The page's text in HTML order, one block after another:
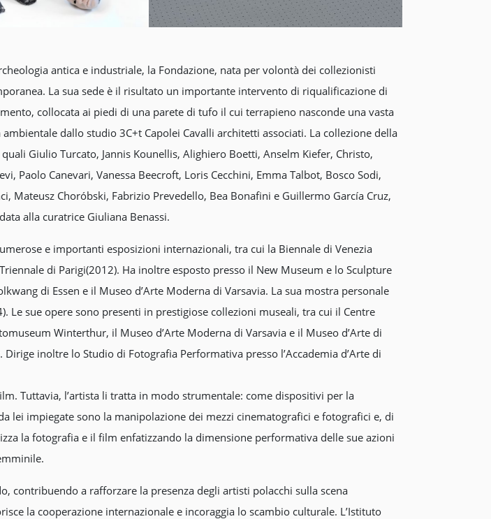
antica e industriale, la Fondazione, nata per volontà dei collezionisti
La sua sede è il risultato un importante intervento di riqualificazione di
collocata ai piedi di una parete di tufo il cui terrapieno nasconde una vasta
dallo studio 3C+t Capolei Cavalli architetti associati. La collezione della
Giulio Turcato, Jannis Kounellis, Alighiero Boetti, Anselm Kiefer, Christo,
Paolo Canevari, Vanessa Beecroft, Loris Cecchini, Emma Talbot, Bosco Sodi,
Mateusz Choróbski, Fabrizio Prevedello, Bea Bonafini e Guillermo García Cruz,
alla curatrice Giuliana Benassi.
e importanti esposizioni internazionali, tra cui la Biennale di Venezia
di Parigi(2012). Ha inoltre esposto presso il New Museum e lo Sculpture
di Essen e il Museo d’Arte Moderna di Varsavia. La sua mostra personale
Le sue opere sono presenti in prestigiose collezioni museali, tra cui il Centre
Winterthur, il Museo d’Arte Moderna di Varsavia e il Museo d’Arte di
inoltre lo Studio di Fotografia Performativa presso l’Accademia d’Arte di
Tuttavia, l’artista li tratta in modo strumentale: come dispositivi per la
lei impiegate sono la manipolazione dei mezzi cinematografici e fotografici e, di
la fotografia e il film enfatizzando la dimensione performativa delle sue azioni
contribuendo a rafforzare la presenza degli artisti polacchi sulla scena
la cooperazione internazionale e incoraggia lo scambio culturale. L’Istituto